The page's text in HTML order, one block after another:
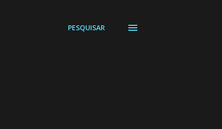
PESQUISAR